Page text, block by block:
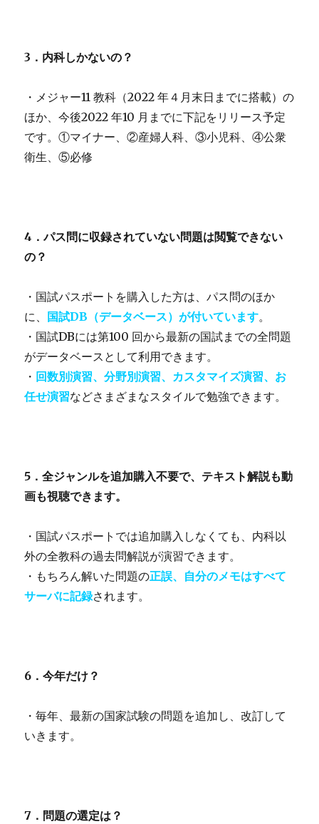
3．内科しかないの？
・メジャー11 教科（2022 年４月末日までに搭載）の
ほか、今後2022 年10 月までに下記をリリース予定
です。①マイナー、②産婦人科、③小児科、④公衆
衛生、⑤必修
4．パス問に収録されていない問題は閲覧できない
の？
・国試パスポートを購入した方は、パス問のほか
に、
国試DB（データベース）が付いています。
・国試DBには第100 回から最新の国試までの全問題
がデータベースとして利用できます。
・ 回数別演習、分野別演習、カスタマイズ演習、お
任せ演習などさまざまなスタイルで勉強できます。
5．全ジャンルを追加購入不要で、テキスト解説も動
画も視聴できます。
・国試パスポートでは追加購入しなくても、内科以
外の全教科の過去問解説が演習できます。
・もちろん解いた問題の正誤、自分のメモはすべて
サーバに記録されます。
6．今年だけ？
・毎年、最新の国家試験の問題を追加し、改訂して
いきます。
7．問題の選定は？